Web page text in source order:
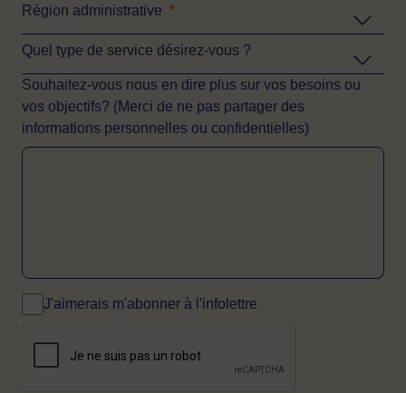
Région administrative *
Quel type de service désirez-vous ?
Souhaitez-vous nous en dire plus sur vos besoins ou
vos objectifs? (Merci de ne pas partager des
informations personnelles ou confidentielles)
J'aimerais m'abonner à l'infolettre